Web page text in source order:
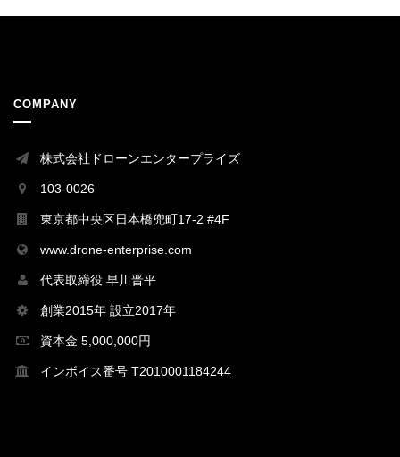
COMPANY
株式会社ドローンエンタープライズ
103-0026
東京都中央区日本橋兜町17-2 #4F
www.drone-enterprise.com
代表取締役 早川晋平
創業2015年 設立2017年
資本金 5,000,000円
インボイス番号 T2010001184244